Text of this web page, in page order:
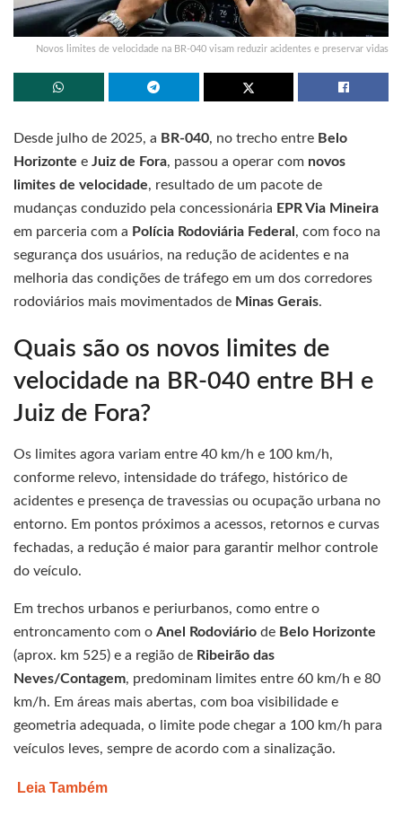
Novos limites de velocidade na BR-040 visam reduzir acidentes e preservar vidas
Desde julho de 2025, a BR-040, no trecho entre Belo
Horizonte e Juiz de Fora, passou a operar com novos
limites de velocidade, resultado de um pacote de
mudanças conduzido pela concessionária EPR Via Mineira
em parceria com a Polícia Rodoviária Federal , com foco na
segurança dos usuários, na redução de acidentes e na
melhoria das condições de tráfego em um dos corredores
rodoviários mais movimentados de Minas Gerais.
Quais são os novos limites de
velocidade na BR-040 entre BH e
Juiz de Fora?
Os limites agora variam entre 40 km/h e 100 km/h,
conforme relevo, intensidade do tráfego, histórico de
acidentes e presença de travessias ou ocupação urbana no
entorno. Em pontos próximos a acessos, retornos e curvas
fechadas, a redução é maior para garantir melhor controle
do veículo.
Em trechos urbanos e periurbanos, como entre o
entroncamento com o Anel Rodoviário de Belo Horizonte
(aprox. km 525) e a região de Ribeirão das
Neves/Contagem, predominam limites entre 60 km/h e 80
km/h. Em áreas mais abertas, com boa visibilidade e
geometria adequada, o limite pode chegar a 100 km/h para
veículos leves, sempre de acordo com a sinalização.
Leia Também